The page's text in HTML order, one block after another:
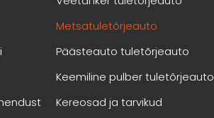
Metsatuletõrjeauto
Päästeauto tuletõrjeauto
Keemiline pulber tuletõrjeauto
Kereosad ja tarvikud